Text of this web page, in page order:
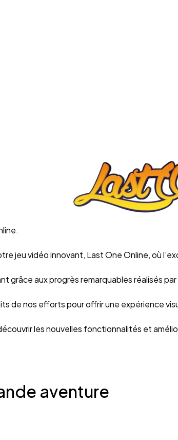
jeu vidéo innovant, Last One Online, où
grâce aux progrès remarquables réalisés
de nos efforts pour offrir une expérience
les nouvelles fonctionnalités et
aventure